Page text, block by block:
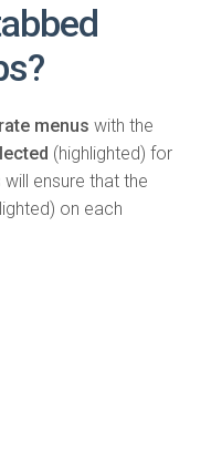
menus with the
(highlighted) for
ensure that the
on each